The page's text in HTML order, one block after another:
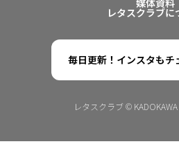
媒体資料
レタスクラブに
毎日更新！インスタもチ
レタスクラブ ©